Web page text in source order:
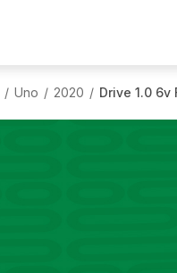
/ Uno / 2020 / Drive 1.0 6v